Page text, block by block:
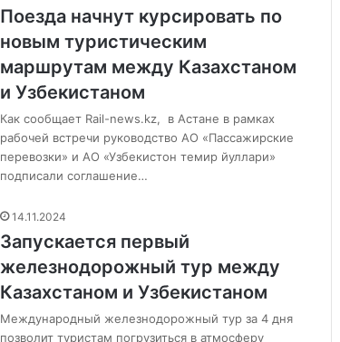
Поезда начнут курсировать по
новым туристическим
маршрутам между Казахстаном
и Узбекистаном
Как сообщает Rail-news.kz, в Астане в рамках
рабочей встречи руководство АО «Пассажирские
перевозки» и АО «Узбекистон темир йуллари»
подписали соглашение…
14.11.2024
Запускается первый
железнодорожный тур между
Казахстаном и Узбекистаном
Международный железнодорожный тур за 4 дня
позволит туристам погрузиться в атмосферу